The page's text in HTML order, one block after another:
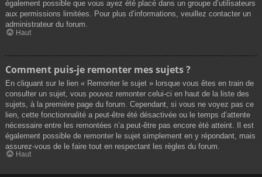
également possible que vous ayez été placé dans un groupe d’utilisateurs
aux permissions limitées. Pour plus d’informations, veuillez contacter un
administrateur du forum.
Haut
Comment puis-je remonter mes sujets ?
En cliquant sur le lien « Remonter le sujet » lorsque vous êtes en train de
consulter un sujet, vous pouvez remonter celui-ci en haut de la liste des
sujets, à la première page du forum. Cependant, si vous ne voyez pas ce
lien, cette fonctionnalité a peut-être été désactivée ou le temps d’attente
nécessaire entre les remontées n’a peut-être pas encore été atteint. Il est
également possible de remonter le sujet simplement en y répondant, mais
assurez-vous de le faire tout en respectant les règles du forum.
Haut